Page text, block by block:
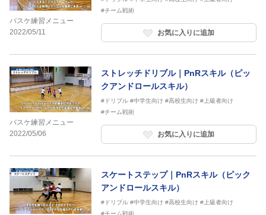
バスケ練習メニュー
2022/05/11
#チーム戦術
お気に入りに追加
バスケ練習メニュー
2022/05/06
ストレッチドリブル｜PnRスキル（ピッ
クアンドロールスキル）
#ドリブル #中学生向け #高校生向け #上級者向け
#チーム戦術
お気に入りに追加
スケートステップ｜PnRスキル（ピック
アンドロールスキル）
#ドリブル #中学生向け #高校生向け #上級者向け